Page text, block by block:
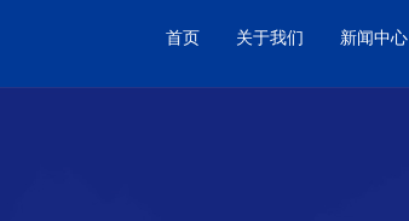
首页 关于我们 新闻中心